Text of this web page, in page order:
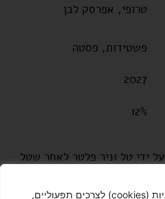
האתר עושה שימוש בקבצי עוגיות (cookies) לצרכים תפעוליים,
טרופי, אפרסק לבן
פשטידות, פסטה
2027
12%
יקב פלטר הוקם בשנת 2001 על ידי טל וניר פלטר לאחר שטל
ברמת הגולן בגובה של 1,000 מטר מעל פני הים, מה שיוצר